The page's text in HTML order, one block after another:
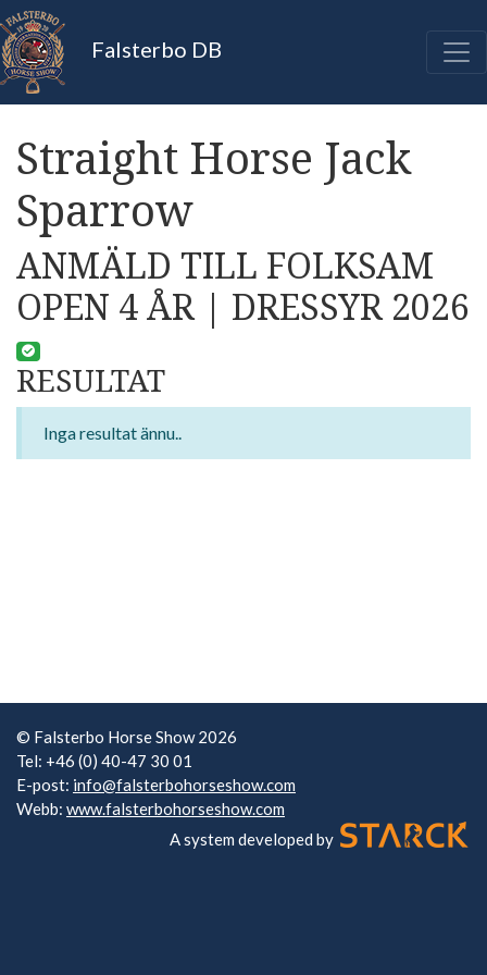
Falsterbo DB
Straight Horse Jack
Sparrow
ANMÄLD TILL FOLKSAM
OPEN 4 ÅR | DRESSYR 2026
RESULTAT
Inga resultat ännu..
© Falsterbo Horse Show 2026
Tel: +46 (0) 40-47 30 01
E-post: info@falsterbohorseshow.com
Webb: www.falsterbohorseshow.com
A system developed by